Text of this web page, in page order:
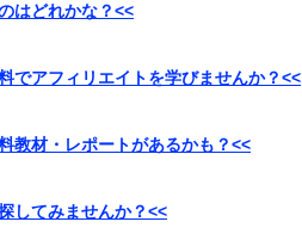
はどれかな？<<
でアフィリエイトを学びませんか？<<
教材・レポートがあるかも？<<
してみませんか？<<